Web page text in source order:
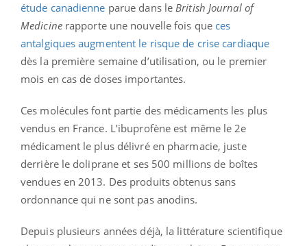
étude canadienne parue dans leBritish Journal of
Medicinerapporte une nouvelle fois que ces
antalgiques augmentent le risque de crise cardiaque
dès la première semaine d’utilisation, ou le premier
mois en cas de doses importantes.
Ces molécules font partie des médicaments les plus
vendus en France. L’ibuprofène est même le 2e
médicament le plus délivré en pharmacie, juste
derrière le doliprane et ses 500 millions de boîtes
vendues en 2013. Des produits obtenus sans
ordonnance qui ne sont pas anodins.
Depuis plusieurs années déjà, la littérature scientifique